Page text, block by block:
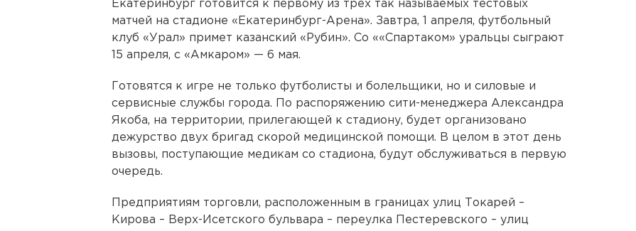
Екатеринбург готовится к первому из трех так называемых тестовых
матчей на стадионе «Екатеринбург-Арена». Завтра, 1 апреля, футбольный
клуб «Урал» примет казанский «Рубин». Со ««Спартаком» уральцы сыграют
15 апреля, с «Амкаром» — 6 мая.
Готовятся к игре не только футболисты и болельщики, но и силовые и
сервисные службы города. По распоряжению сити-менеджера Александра
Якоба, на территории, прилегающей к стадиону, будет организовано
дежурство двух бригад скорой медицинской помощи. В целом в этот день
вызовы, поступающие медикам со стадиона, будут обслуживаться в первую
очередь.
Предприятиям торговли, расположенным в границах улиц Токарей –
Кирова – Верх-Исетского бульвара – переулка Пестеревского – улиц